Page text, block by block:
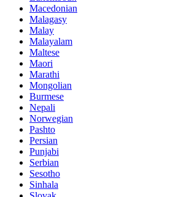
Macedonian
Malagasy
Malay
Malayalam
Maltese
Maori
Marathi
Mongolian
Burmese
Nepali
Norwegian
Pashto
Persian
Punjabi
Serbian
Sesotho
Sinhala